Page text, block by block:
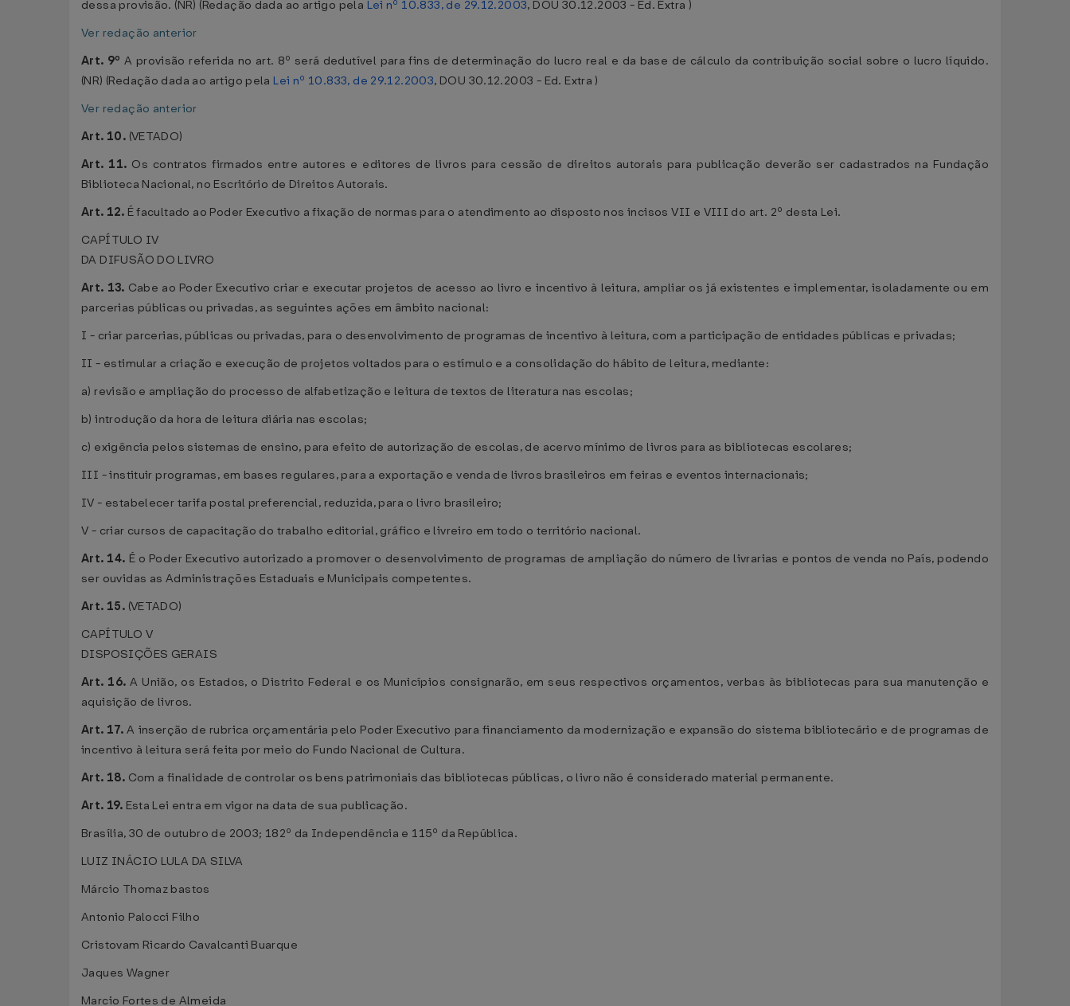
dessa provisão. (NR) (Redação dada ao artigo pela Lei nº 10.833, de 29.12.2003, DOU 30.12.2003 - Ed. Extra )
Ver redação anterior
Art. 9ºA provisão referida no art. 8º será dedutível para fins de determinação do lucro real e da base de cálculo da contribuição social sobre o lucro líquido.
(NR) (Redação dada ao artigo pela Lei nº 10.833, de 29.12.2003, DOU 30.12.2003 - Ed. Extra )
Ver redação anterior
Art. 10. (VETADO)
Art. 11. Os contratos firmados entre autores e editores de livros para cessão de direitos autorais para publicação deverão ser cadastrados na Fundação
Biblioteca Nacional, no Escritório de Direitos Autorais.
Art. 12. É facultado ao Poder Executivo a fixação de normas para o atendimento ao disposto nos incisos VII e VIII do art. 2º desta Lei.
CAPÍTULO IV
DA DIFUSÃO DO LIVRO
Art. 13. Cabe ao Poder Executivo criar e executar projetos de acesso ao livro e incentivo à leitura, ampliar os já existentes e implementar, isoladamente ou em
parcerias públicas ou privadas, as seguintes ações em âmbito nacional:
I - criar parcerias, públicas ou privadas, para o desenvolvimento de programas de incentivo à leitura, com a participação de entidades públicas e privadas;
II - estimular a criação e execução de projetos voltados para o estímulo e a consolidação do hábito de leitura, mediante:
a) revisão e ampliação do processo de alfabetização e leitura de textos de literatura nas escolas;
b) introdução da hora de leitura diária nas escolas;
c) exigência pelos sistemas de ensino, para efeito de autorização de escolas, de acervo mínimo de livros para as bibliotecas escolares;
III - instituir programas, em bases regulares, para a exportação e venda de livros brasileiros em feiras e eventos internacionais;
IV - estabelecer tarifa postal preferencial, reduzida, para o livro brasileiro;
V - criar cursos de capacitação do trabalho editorial, gráfico e livreiro em todo o território nacional.
Art. 14. É o Poder Executivo autorizado a promover o desenvolvimento de programas de ampliação do número de livrarias e pontos de venda no País, podendo
ser ouvidas as Administrações Estaduais e Municipais competentes.
Art. 15. (VETADO)
CAPÍTULO V
DISPOSIÇÕES GERAIS
Art. 16.A União, os Estados, o Distrito Federal e os Municípios consignarão, em seus respectivos orçamentos, verbas às bibliotecas para sua manutenção e
aquisição de livros.
Art. 17.A inserção de rubrica orçamentária pelo Poder Executivo para financiamento da modernização e expansão do sistema bibliotecário e de programas de
incentivo à leitura será feita por meio do Fundo Nacional de Cultura.
Art. 18. Com a finalidade de controlar os bens patrimoniais das bibliotecas públicas, o livro não é considerado material permanente.
Art. 19. Esta Lei entra em vigor na data de sua publicação.
Brasília, 30 de outubro de 2003; 182º da Independência e 115º da República.
LUIZ INÁCIO LULA DA SILVA
Márcio Thomaz bastos
Antonio Palocci Filho
Cristovam Ricardo Cavalcanti Buarque
Jaques Wagner
Marcio Fortes de Almeida